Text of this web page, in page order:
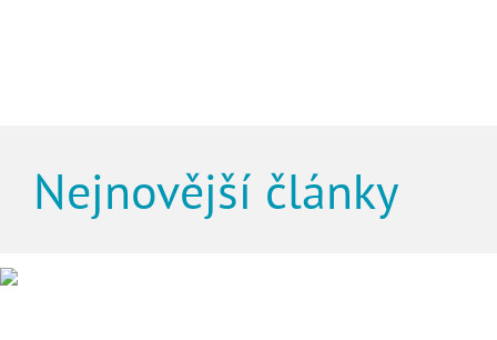
Nejnovější články